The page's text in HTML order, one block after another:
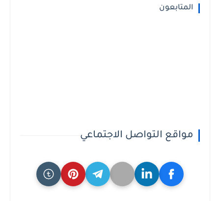
المتابعون
مواقع التواصل الاجتماعي